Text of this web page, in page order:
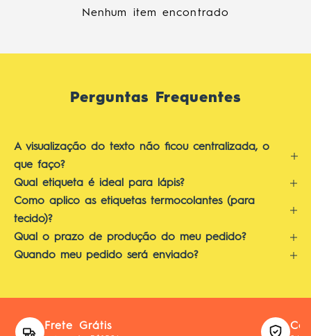
Nenhum item encontrado
Perguntas Frequentes
A visualização do texto não ficou centralizada, o
que faço?
Qual etiqueta é ideal para lápis?
Como aplico as etiquetas termocolantes (para
tecido)?
Qual o prazo de produção do meu pedido?
Quando meu pedido será enviado?
Frete Grátis